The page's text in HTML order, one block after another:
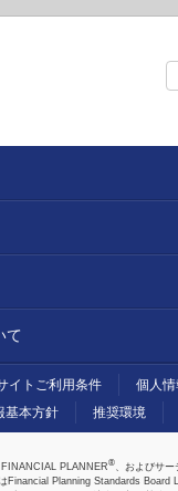
て
イトご利用条件
個人
基本方針
推奨環境
PLANNER®、およびサ
Financial Planning Standards Board